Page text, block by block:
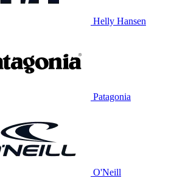
Helly Hansen
Patagonia
O'Neill